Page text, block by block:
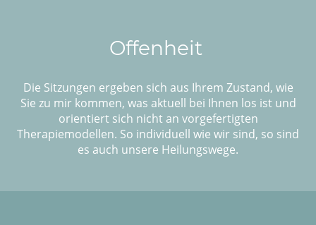
Offenheit
Die Sitzungen ergeben sich aus Ihrem Zustand, wie
Sie zu mir kommen, was aktuell bei Ihnen los ist und
orientiert sich nicht an vorgefertigten
Therapiemodellen. So individuell wie wir sind, so sind
es auch unsere Heilungswege.